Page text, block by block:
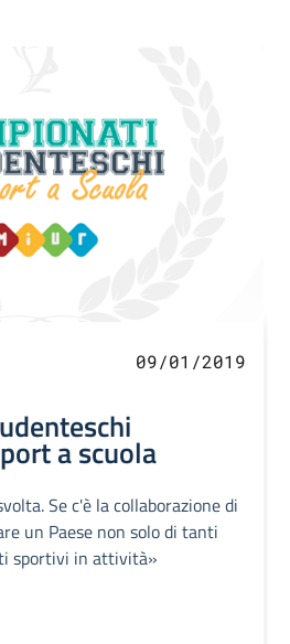
09/01/2019
a scuola
Se c'è la collaborazione di
un Paese non solo di tanti
sportivi in attività»